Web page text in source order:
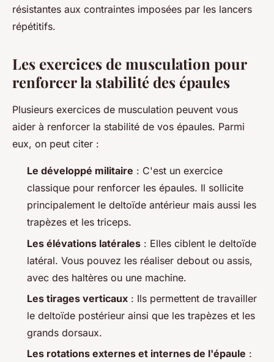
résistantes aux contraintes imposées par les lancers
répétitifs.
Les exercices de musculation pour
renforcer la stabilité des épaules
Plusieurs exercices de musculation peuvent vous
aider à renforcer la stabilité de vos épaules. Parmi
eux, on peut citer :
Le développé militaire : C'est un exercice
classique pour renforcer les épaules. Il sollicite
principalement le deltoïde antérieur mais aussi les
trapèzes et les triceps.
Les élévations latérales : Elles ciblent le deltoïde
latéral. Vous pouvez les réaliser debout ou assis,
avec des haltères ou une machine.
Les tirages verticaux : Ils permettent de travailler
le deltoïde postérieur ainsi que les trapèzes et les
grands dorsaux.
Les rotations externes et internes de l'épaule :